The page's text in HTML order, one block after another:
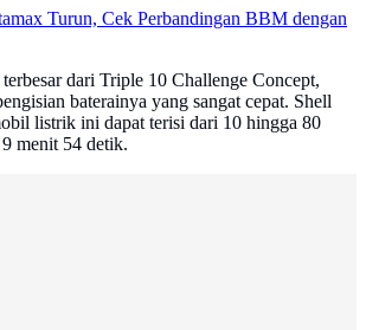
Turun, Cek Perbandingan BBM dengan
dari Triple 10 Challenge Concept,
baterainya yang sangat cepat. Shell
listrik ini dapat terisi dari 10 hingga 80
menit 54 detik.